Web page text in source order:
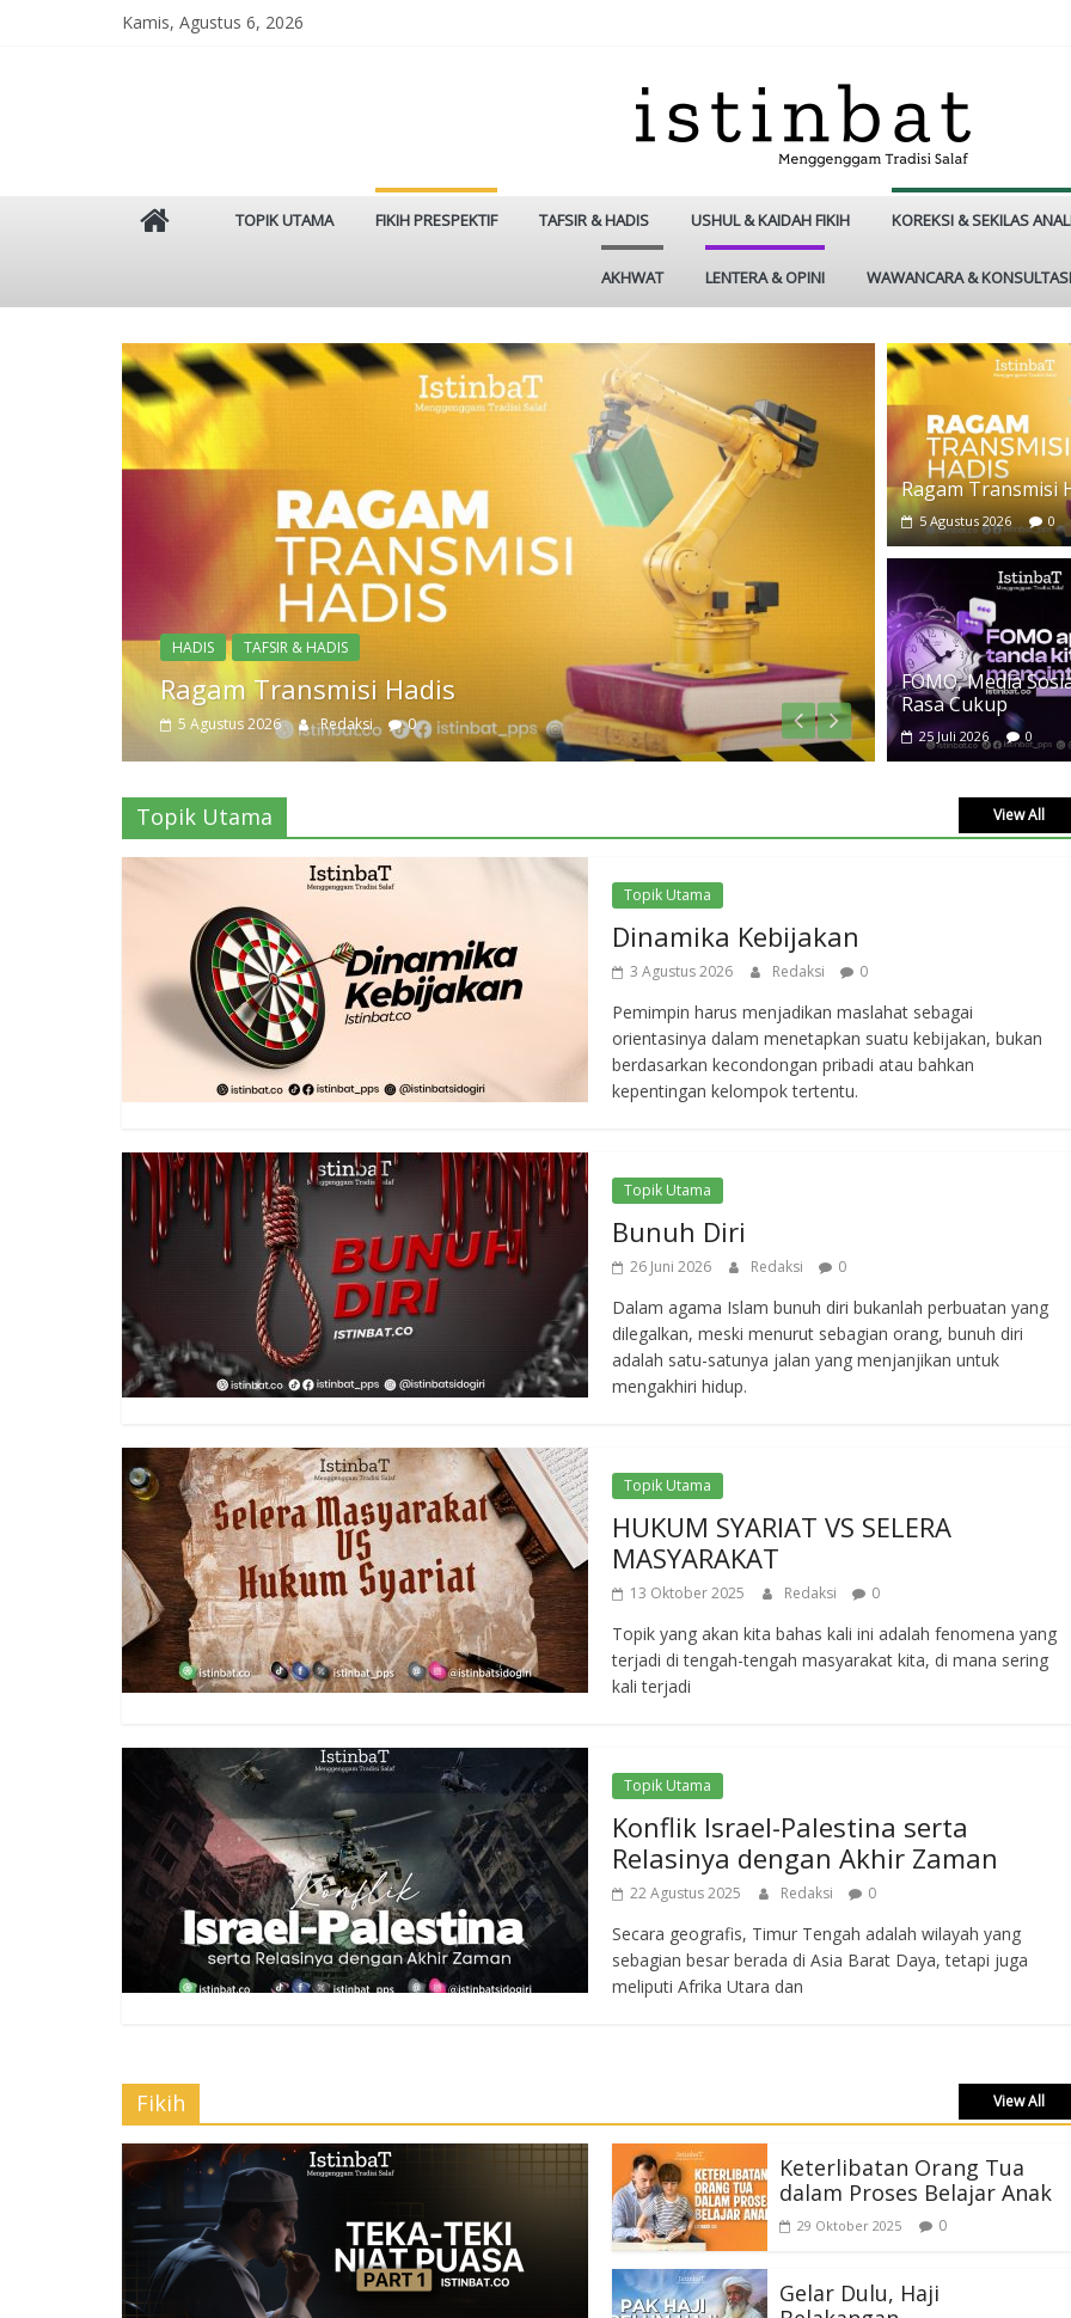
Kamis, Agustus 6, 2026
Istinbat
Salaf
TOPIK UTAMA FIKIH PRESPEKTIF TAFSIR & HADIS USHUL & KAIDAH FIKIH KOREKSI & SEKILAS
AKHWAT LENTERA & OPINI WAWANCARA & KONSULTASI
Topik Utama
Dinamika Kebijakan
3 Agustus 2026 Redaksi 0
TASAWUF
FOMO,
25 Juli 2026
Ragam Transmisi
5 Agustus 2026 0
FOMO, Media
Rasa Cukup
25 Juli 2026 0
Topik Utama View All
Topik Utama
Dinamika Kebijakan
3 Agustus 2026 Redaksi 0
Pemimpin harus menjadikan maslahat sebagai
orientasinya dalam menetapkan suatu kebijakan, bukan
berdasarkan kecondongan pribadi atau bahkan
kepentingan kelompok tertentu.
Topik Utama
Bunuh Diri
26 Juni 2026 Redaksi 0
Dalam agama Islam bunuh diri bukanlah perbuatan yang
dilegalkan, meski menurut sebagian orang, bunuh diri
adalah satu-satunya jalan yang menjanjikan untuk
mengakhiri hidup.
Topik Utama
HUKUM SYARIAT VS SELERA
MASYARAKAT
13 Oktober 2025 Redaksi 0
Topik yang akan kita bahas kali ini adalah fenomena yang
terjadi di tengah-tengah masyarakat kita, di mana sering
kali terjadi
Topik Utama
Konflik Israel-Palestina serta
Relasinya dengan Akhir Zaman
22 Agustus 2025 Redaksi 0
Secara geografis, Timur Tengah adalah wilayah yang
sebagian besar berada di Asia Barat Daya, tetapi juga
meliputi Afrika Utara dan
Fikih View All
Keterlibatan Orang Tua
dalam Proses Belajar Anak
29 Oktober 2025 0
Gelar Dulu, Haji